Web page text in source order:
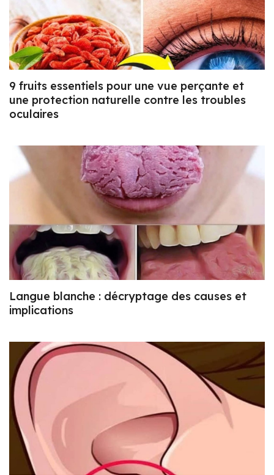
9 fruits essentiels pour une vue perçante et
une protection naturelle contre les troubles
oculaires
Langue blanche : décryptage des causes et
implications